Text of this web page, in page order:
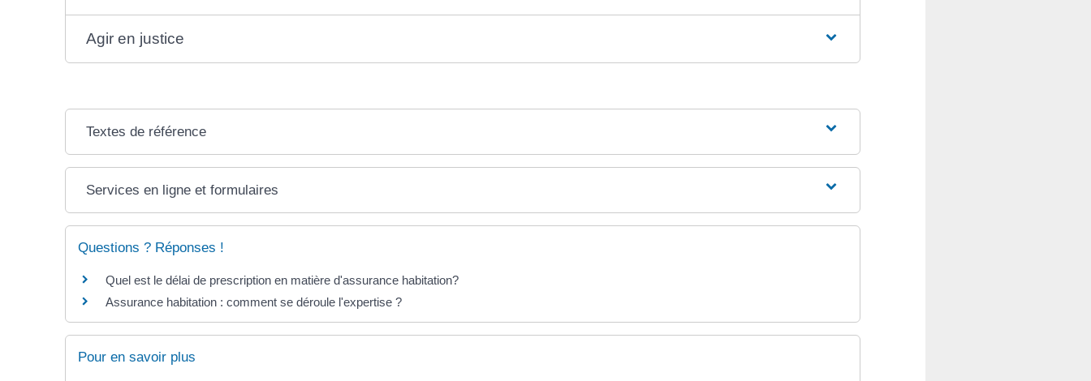
Agir en justice
Textes de référence
Services en ligne et formulaires
Questions ? Réponses !
Quel est le délai de prescription en matière d'assurance habitation?
Assurance habitation : comment se déroule l'expertise ?
Pour en savoir plus